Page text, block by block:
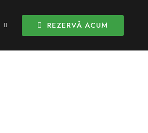
REZERVĂ ACUM